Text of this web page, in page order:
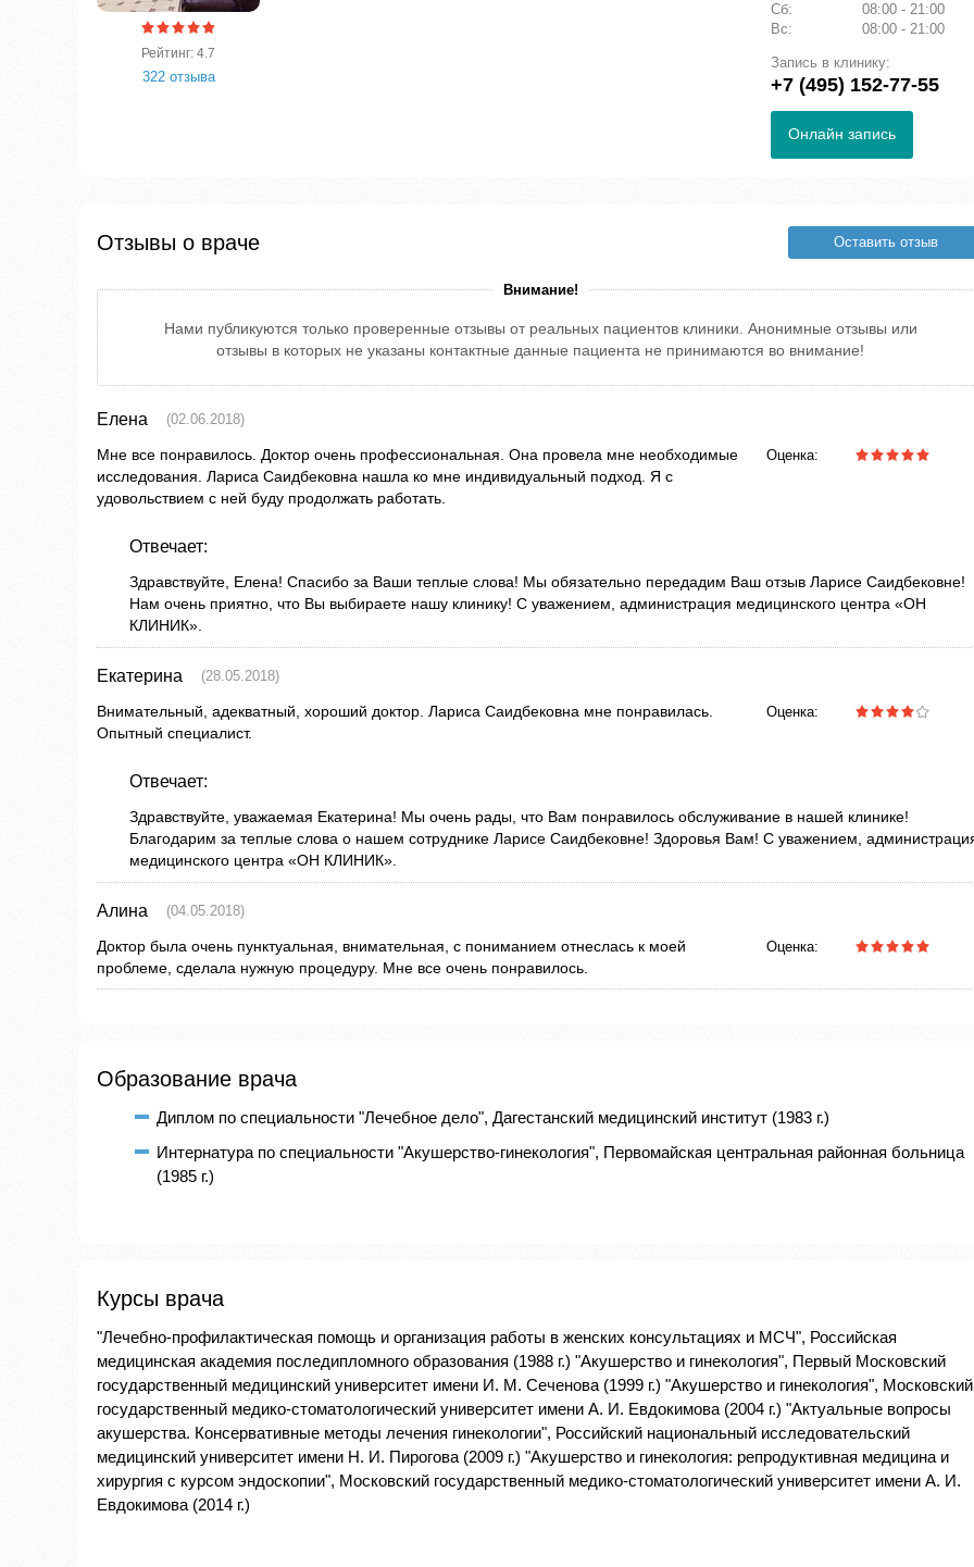
Рейтинг: 4.7
322 отзыва
Сб:
08:00 - 21:00
Вс:
08:00 - 21:00
Запись в клинику:
+7 (495) 152-77-55
Онлайн запись
Отзывы о враче Оставить отзыв
Внимание!
Нами публикуются только проверенные отзывы от реальных пациентов клиники. Анонимные отзывы или
отзывы в которых не указаны контактные данные пациента не принимаются во внимание!
Елена (02.06.2018)
Мне все понравилось. Доктор очень профессиональная. Она провела мне необходимые
исследования. Лариса Саидбековна нашла ко мне индивидуальный подход. Я с
удовольствием с ней буду продолжать работать.
Оценка:
Отвечает:
Здравствуйте, Елена! Спасибо за Ваши теплые слова! Мы обязательно передадим Ваш отзыв Ларисе Саидбековне!
Нам очень приятно, что Вы выбираете нашу клинику! С уважением, администрация медицинского центра «ОН
КЛИНИК».
Екатерина (28.05.2018)
Внимательный, адекватный, хороший доктор. Лариса Саидбековна мне понравилась.
Опытный специалист.
Оценка:
Отвечает:
Здравствуйте, уважаемая Екатерина! Мы очень рады, что Вам понравилось обслуживание в нашей клинике!
Благодарим за теплые слова о нашем сотруднике Ларисе Саидбековне! Здоровья Вам! С уважением,
медицинского центра «ОН КЛИНИК».
Алина (04.05.2018)
Доктор была очень пунктуальная, внимательная, с пониманием отнеслась к моей
проблеме, сделала нужную процедуру. Мне все очень понравилось.
Оценка:
Образование врача
Диплом по специальности "Лечебное дело", Дагестанский медицинский институт (1983 г.)
Интернатура по специальности "Акушерство-гинекология", Первомайская центральная районная больница
(1985 г.)
Курсы врача
"Лечебно-профилактическая помощь и организация работы в женских консультациях и МСЧ", Российская
медицинская академия последипломного образования (1988 г.) "Акушерство и гинекология", Первый Московский
государственный медицинский университет имени И. М. Сеченова (1999 г.) "Акушерство и гинекология", Московский
государственный медико-стоматологический университет имени А. И. Евдокимова (2004 г.) "Актуальные вопросы
акушерства. Консервативные методы лечения гинекологии", Российский национальный исследовательский
медицинский университет имени Н. И. Пирогова (2009 г.) "Акушерство и гинекология: репродуктивная медицина и
хирургия с курсом эндоскопии", Московский государственный медико-стоматологический университет имени А. И.
Евдокимова (2014 г.)